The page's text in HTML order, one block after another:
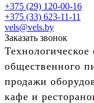
+375 (29) 120-00-16
+375 (33) 623-11-11
vels@vels.by
Заказать звонок
общественного
продажи
кафе и